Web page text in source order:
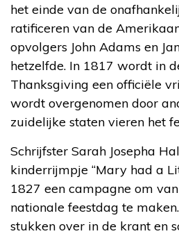
het einde van de
ratificeren van de
opvolgers John Adams en
hetzelfde. In 1817 wordt in
Thanksgiving een officiële
wordt overgenomen door
zuidelijke staten vieren het
Schrijfster Sarah Josepha
kinderrijmpje “Mary had a
1827 een campagne om
nationale feestdag te
stukken over in de krant en